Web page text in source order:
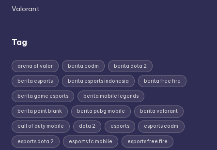
Valorant
Tag
arena of valor berita codm berita dota 2
berita esports berita esports indonesia berita free fire
berita game esports berita mobile legends
berita point blank berita pubg mobile berita valorant
call of duty mobile dota 2 esports esports codm
esports dota 2 esports fc mobile esports free fire